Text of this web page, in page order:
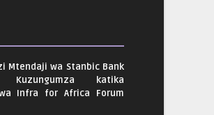
Mtendaji wa Stanbic Bank
Kuzungumza katika
Infra for Africa Forum